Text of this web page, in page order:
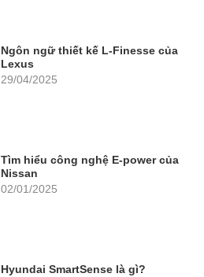
Ngôn ngữ thiết kế L-Finesse của
Lexus
29/04/2025
Tìm hiểu công nghệ E-power của
Nissan
02/01/2025
Hyundai SmartSense là gì?